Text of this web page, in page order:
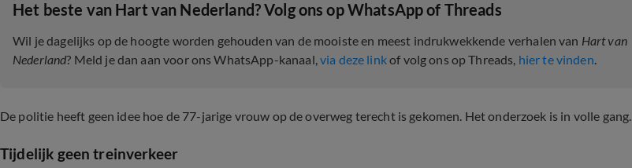
Het beste van Hart van Nederland? Volg ons op WhatsApp of Threads
Wil je dagelijks op de hoogte worden gehouden van de mooiste en meest indrukwekkende verhalen van Hart van
Nederland? Meld je dan aan voor ons WhatsApp-kanaal,via deze linkof volg ons op Threads, hier te vinden.
De politie heeft geen idee hoe de 77-jarige vrouw op de overweg terecht is gekomen. Het onderzoek is in volle gang.
Tijdelijk geen treinverkeer